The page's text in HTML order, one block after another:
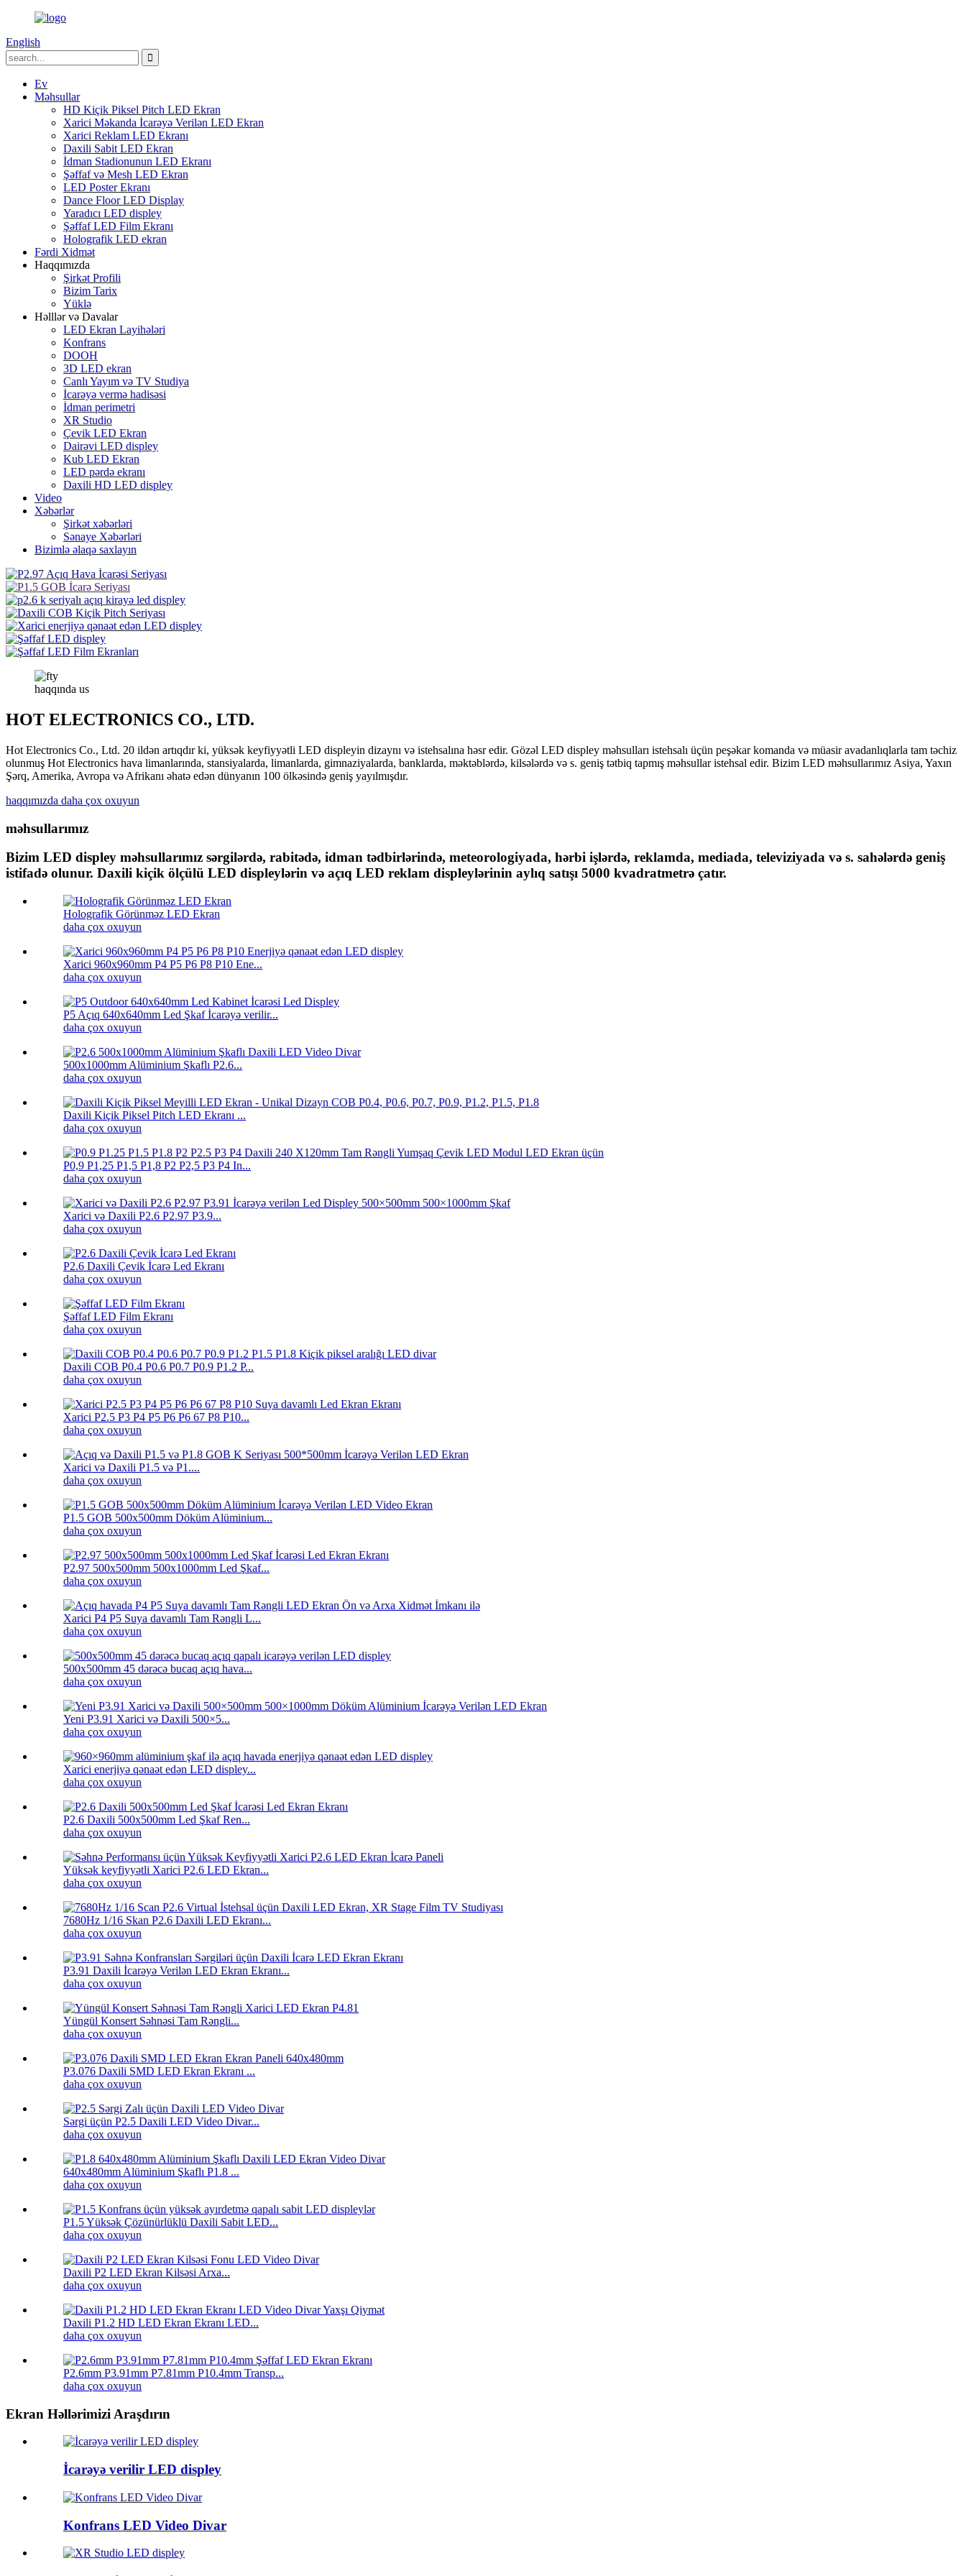
English
Ev
Məhsullar
HD Kiçik Piksel Pitch LED Ekran
Xarici Məkanda İcarəyə Verilən LED Ekran
Xarici Reklam LED Ekranı
Daxili Sabit LED Ekran
İdman Stadionunun LED Ekranı
Şəffaf və Mesh LED Ekran
LED Poster Ekranı
Dance Floor LED Display
Yaradıcı LED displey
Şəffaf LED Film Ekranı
Holografik LED ekran
Fərdi Xidmət
Haqqımızda
Şirkət Profili
Bizim Tarix
Yüklə
Həlllər və Davalar
LED Ekran Layihələri
Konfrans
DOOH
3D LED ekran
Canlı Yayım və TV Studiya
İcarəyə vermə hadisəsi
İdman perimetri
XR Studio
Çevik LED Ekran
Dairəvi LED displey
Kub LED Ekran
LED pərdə ekranı
Daxili HD LED displey
Video
Xəbərlər
Şirkət xəbərləri
Sənaye Xəbərləri
Bizimlə əlaqə saxlayın
haqqında us
HOT ELECTRONICS CO., LTD.
Hot Electronics Co., Ltd. 20 ildən artıqdır ki, yüksək keyfiyyətli LED displeyin dizaynı və istehsalına həsr edir. Gözəl LED displey məhsulları istehsalı üçün peşəkar komanda və müasir avadanlıqlarla tam təchiz
olunmuş Hot Electronics hava limanlarında, stansiyalarda, limanlarda, gimnaziyalarda, banklarda, məktəblərdə, kilsələrdə və s. geniş tətbiq tapmış məhsullar istehsal edir. Bizim LED məhsullarımız Asiya, Yaxın
Şərq, Amerika, Avropa və Afrikanı əhatə edən dünyanın 100 ölkəsində geniş yayılmışdır.
haqqımızda daha çox oxuyun
məhsullarımız
Bizim LED displey məhsullarımız sərgilərdə, rabitədə, idman tədbirlərində, meteorologiyada, hərbi işlərdə, reklamda, mediada, televiziyada və s. sahələrdə geniş
istifadə olunur. Daxili kiçik ölçülü LED displeylərin və açıq LED reklam displeylərinin aylıq satışı 5000 kvadratmetrə çatır.
Holografik Görünməz LED Ekran
daha çox oxuyun
Xarici 960x960mm P4 P5 P6 P8 P10 Ene...
daha çox oxuyun
P5 Açıq 640x640mm Led Şkaf İcarəyə verilir...
daha çox oxuyun
500x1000mm Alüminium Şkaflı P2.6...
daha çox oxuyun
Daxili Kiçik Piksel Pitch LED Ekranı ...
daha çox oxuyun
P0,9 P1,25 P1,5 P1,8 P2 P2,5 P3 P4 In...
daha çox oxuyun
Xarici və Daxili P2.6 P2.97 P3.9...
daha çox oxuyun
P2.6 Daxili Çevik İcarə Led Ekranı
daha çox oxuyun
Şəffaf LED Film Ekranı
daha çox oxuyun
Daxili COB P0.4 P0.6 P0.7 P0.9 P1.2 P...
daha çox oxuyun
Xarici P2.5 P3 P4 P5 P6 P6 67 P8 P10...
daha çox oxuyun
Xarici və Daxili P1.5 və P1....
daha çox oxuyun
P1.5 GOB 500x500mm Döküm Alüminium...
daha çox oxuyun
P2.97 500x500mm 500x1000mm Led Şkaf...
daha çox oxuyun
Xarici P4 P5 Suya davamlı Tam Rəngli L...
daha çox oxuyun
500x500mm 45 dərəcə bucaq açıq hava...
daha çox oxuyun
Yeni P3.91 Xarici və Daxili 500×5...
daha çox oxuyun
Xarici enerjiyə qənaət edən LED displey...
daha çox oxuyun
P2.6 Daxili 500x500mm Led Şkaf Ren...
daha çox oxuyun
Yüksək keyfiyyətli Xarici P2.6 LED Ekran...
daha çox oxuyun
7680Hz 1/16 Skan P2.6 Daxili LED Ekranı...
daha çox oxuyun
P3.91 Daxili İcarəyə Verilən LED Ekran Ekranı...
daha çox oxuyun
Yüngül Konsert Səhnəsi Tam Rəngli...
daha çox oxuyun
P3.076 Daxili SMD LED Ekran Ekranı ...
daha çox oxuyun
Sərgi üçün P2.5 Daxili LED Video Divar...
daha çox oxuyun
640x480mm Alüminium Şkaflı P1.8 ...
daha çox oxuyun
P1.5 Yüksək Çözünürlüklü Daxili Sabit LED...
daha çox oxuyun
Daxili P2 LED Ekran Kilsəsi Arxa...
daha çox oxuyun
Daxili P1.2 HD LED Ekran Ekranı LED...
daha çox oxuyun
P2.6mm P3.91mm P7.81mm P10.4mm Transp...
daha çox oxuyun
Ekran Həllərimizi Araşdırın
İcarəyə verilir LED displey
Konfrans LED Video Divar